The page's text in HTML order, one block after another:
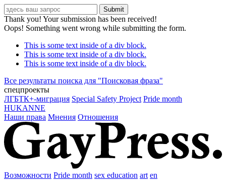
Thank you! Your submission has been received!
Oops! Something went wrong while submitting the form.
This is some text inside of a div block.
This is some text inside of a div block.
This is some text inside of a div block.
Все результаты поиска для "Поисковая фраза"
спецпроекты
ЛГБТК+-миграция Special Safety Project Pride month
HUKANNE
Наши права Мнения Отношения
Возможности Pride month sex education art en